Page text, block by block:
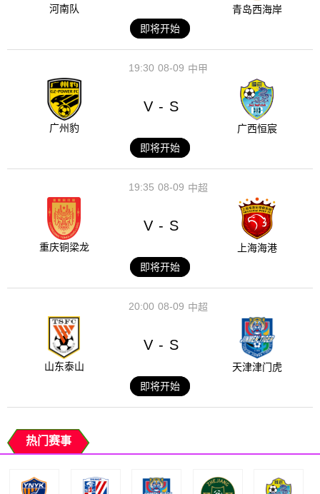
河南队
青岛西海岸
即将开始
08-09
19:30 中甲
广州豹
V - S
广西恒宸
即将开始
08-09
19:35 中超
重庆铜梁龙
V - S
上海海港
即将开始
08-09
20:00 中超
山东泰山
V - S
天津津门虎
即将开始
热门赛事